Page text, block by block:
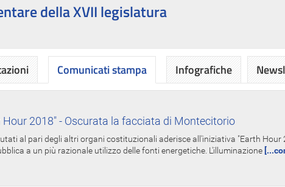
della XVII legislatura
Comunicati stampa
Hour 2018" - Oscurata la facciata di Montecitorio
al pari degli altri organi costituzionali aderisce all'iniziativa "Earth Hour
a un più razionale utilizzo delle fonti energetiche. L'illuminazione
Infografiche